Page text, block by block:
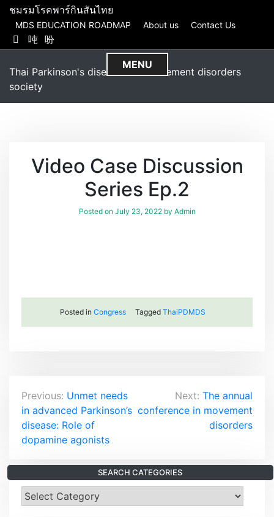
p
ชมรมโรคพาร์กินสันไทย
MDS EDUCATION ROADMAP About us Contact Us
Thai Parkinson's disease and movement disorders
society
MENU
Video Case Discussion
Series Ep.2
Posted on July 23, 2022by Admin
Posted in Congress Tagged ThaiPDMDS
P
o
s
t
n
Previous: Unmet needs
in advanced Parkinson’s
disease: Role of
dopamine agonists
Next: The annual
conference in movement
disorders
SEARCH CATEGORIES
S
e